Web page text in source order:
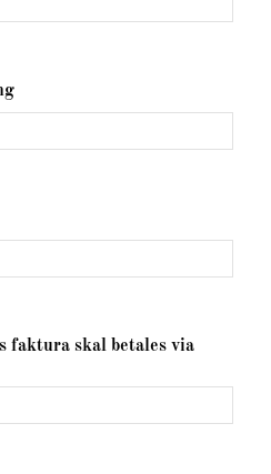
faktura skal betales via